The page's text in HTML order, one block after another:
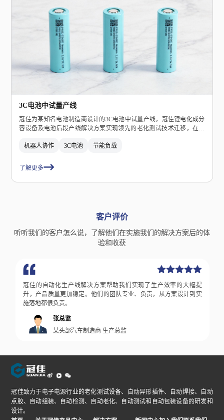
3C电池中试量产线
冠佳为某知名电池制造商设计的3C电池中试量产线，冠佳锂电化成分
容设备及电池后段产线解决方案实现领先的老化测试技术迁移，在温
与品牌！
机器人协作 3C电池 节能负载
了解更多
客户评价
听听我们的客户怎么说，了解他们在实施我们的解决方案后的体
验和收获
冠佳在响应我司自动化生产需求变化时反应迅速，能够精准把控变
更需求，大大缩减了我司新产品的研发周期。
冠佳致力于电子电源行业的老化测试设备、自动异形插件、自动焊接、自动
点胶、自动组装、自动检测、自动老化、自动测试和自动包装设备的研发和
设计。